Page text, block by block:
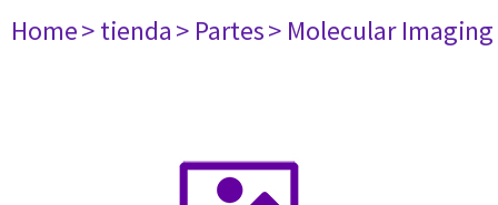
Home> tienda> Partes> Molecular